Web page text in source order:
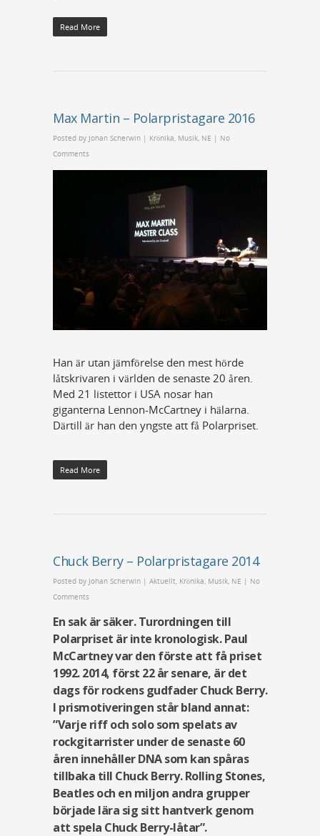
Read More
Max Martin – Polarpristagare 2016
Posted by Johan Scherwin | Krönika Musik NE | No
Comments
Han är utan jämförelse den mest hörde
låtskrivaren i världen de senaste 20 åren.
Med 21 listettor i USA nosar han
giganterna Lennon-McCartney i hälarna.
Därtill är han den yngste att få Polarpriset.
Read More
Chuck Berry – Polarpristagare 2014
Posted by Johan Scherwin | Aktuellt Krönika Musik NE | No
Comments
En sak är säker. Turordningen till
Polarpriset är inte kronologisk. Paul
McCartney var den förste att få priset
1992. 2014, först 22 år senare, är det
dags för rockens gudfader Chuck Berry.
I prismotiveringen står bland annat:
”Varje riff och solo som spelats av
rockgitarrister under de senaste 60
åren innehåller DNA som kan spåras
tillbaka till Chuck Berry. Rolling Stones,
Beatles och en miljon andra grupper
började lära sig sitt hantverk genom
att spela Chuck Berry-låtar”.